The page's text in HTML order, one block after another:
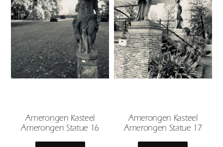
Amerongen Kasteel
Amerongen Statue 16
Amerongen Kasteel
Amerongen Statue 17